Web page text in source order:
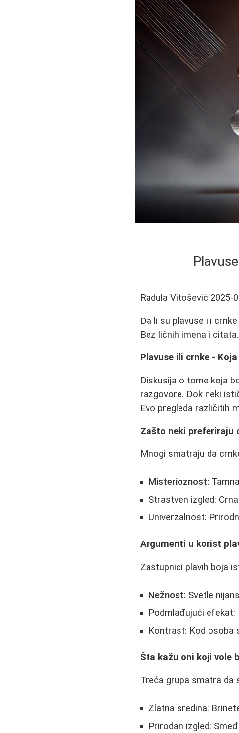
Radula Vitošević 2025-
Da li su plavuse ili
Bez ličnih imena i citata.
Plavuse ili crnke -
Diskusija o tome koja
razgovore. Dok neki
Evo pregleda različitih
Zašto neki preferiraju
Mnogi smatraju da
Misterioznost:
Strastven izgled:
Univerzalnost:
Argumenti u korist
Zastupnici plavih boja
Nežnost: Svetle
Podmlađujući efekat:
Kontrast: Kod osoba
Šta kažu oni koji vole
Treća grupa smatra da
Zlatna sredina:
Prirodan izgled: